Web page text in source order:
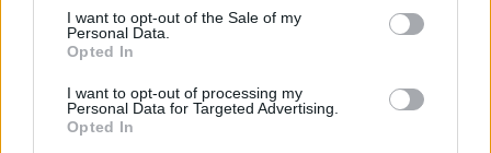
I want to opt-out of the Sale of my
Personal Data.
Opted In
I want to opt-out of processing my
Personal Data for Targeted Advertising.
Opted In
συστήματος υγείας, στην εξοικονόμηση πόρων στην
υγεία και στη μείωση του σημαντικού
πόρων στην καινοτομία, συμβάλει στη βιωσιμότητα
του Συστήματος Υγείας και στην απρόσκοπτη